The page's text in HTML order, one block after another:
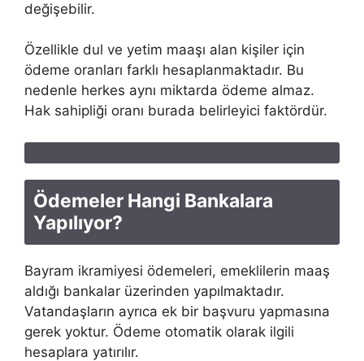
değişebilir.
Özellikle dul ve yetim maaşı alan kişiler için
ödeme oranları farklı hesaplanmaktadır. Bu
nedenle herkes aynı miktarda ödeme almaz.
Hak sahipliği oranı burada belirleyici faktördür.
Ödemeler Hangi Bankalara
Yapılıyor?
Bayram ikramiyesi ödemeleri, emeklilerin maaş
aldığı bankalar üzerinden yapılmaktadır.
Vatandaşların ayrıca ek bir başvuru yapmasına
gerek yoktur. Ödeme otomatik olarak ilgili
hesaplara yatırılır.